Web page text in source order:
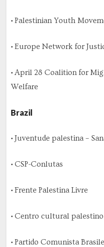
• Palestinian Youth
• Europe Network for
• April 28 Coalition for
Welfare
Brazil
• Juventude palestina –
• CSP-Conlutas
• Frente Palestina Livre
• Centro cultural
• Partido Comunista